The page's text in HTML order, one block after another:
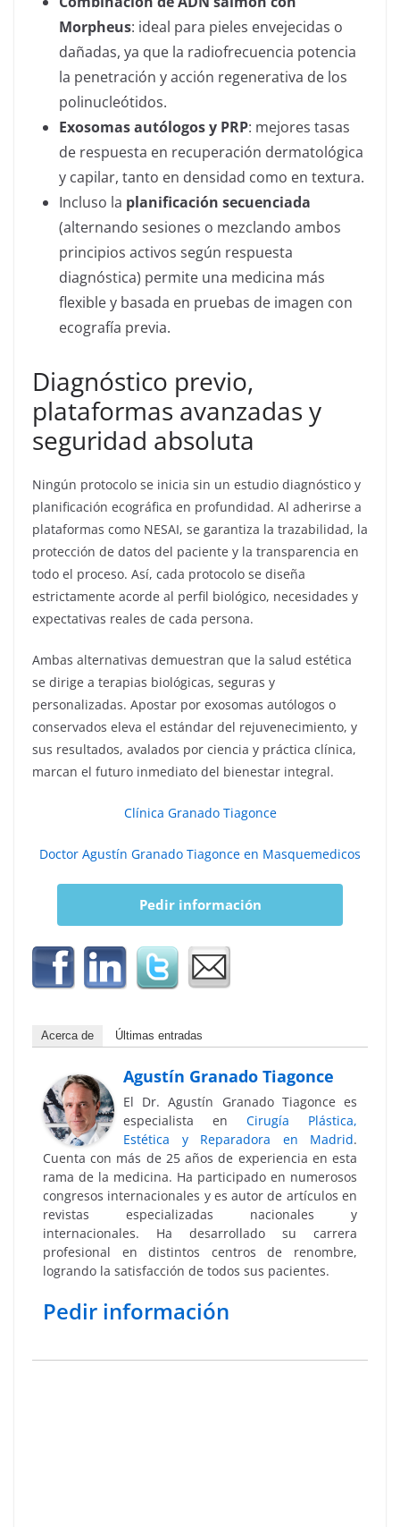
Morpheus: ideal para pieles envejecidas o
dañadas, ya que la radiofrecuencia potencia
la penetración y acción regenerativa de los
polinucleótidos.
Exosomas autólogos y PRP: mejores tasas
de respuesta en recuperación dermatológica
y capilar, tanto en densidad como en textura.
Incluso la planificación secuenciada
(alternando sesiones o mezclando ambos
principios activos según respuesta
diagnóstica) permite una medicina más
flexible y basada en pruebas de imagen con
ecografía previa.
Diagnóstico previo,
plataformas avanzadas y
seguridad absoluta
Ningún protocolo se inicia sin un estudio diagnóstico y
planificación ecográfica en profundidad. Al adherirse a
plataformas como NESAI, se garantiza la trazabilidad, la
protección de datos del paciente y la transparencia en
todo el proceso. Así, cada protocolo se diseña
estrictamente acorde al perfil biológico, necesidades y
expectativas reales de cada persona.
Ambas alternativas demuestran que la salud estética
se dirige a terapias biológicas, seguras y
personalizadas. Apostar por exosomas autólogos o
conservados eleva el estándar del rejuvenecimiento, y
sus resultados, avalados por ciencia y práctica clínica,
marcan el futuro inmediato del bienestar integral.
Clínica Granado Tiagonce
Doctor Agustín Granado Tiagonce en Masquemedicos
Pedir información
Acerca de Últimas entradas
Agustín Granado Tiagonce
El Dr. Agustín Granado Tiagonce es
especialista en Cirugía Plástica,
Estética y Reparadora en Madrid.
Cuenta con más de 25 años de experiencia en esta
rama de la medicina. Ha participado en numerosos
congresos internacionales y es autor de artículos en
revistas especializadas nacionales y
internacionales. Ha desarrollado su carrera
profesional en distintos centros de renombre,
logrando la satisfacción de todos sus pacientes.
Pedir información